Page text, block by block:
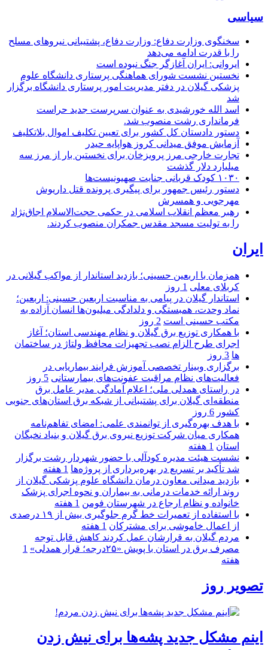
سیاسی
سخنگوی وزارت دفاع: وزارت دفاع، پشتیبانی نیرو‌های مسلح
را با قدرت ادامه می‌دهد
ایروانی: ایران آغازگر جنگ نبوده است
نخستین نشست شورای هماهنگی پرستاری دانشگاه علوم
پزشکی گیلان در دفتر مدیریت امور پرستاری دانشگاه برگزار
شد
اسد الله خورشیدی به عنوان سرپرست جدید حراست
فرمانداری رشت منصوب شد.
دستور دادستان کل کشور برای تعیین تکلیف اموال بلاتکلیف
آزمایش موفق میدانی کروز هواپایه حیدر
تجارت خارجی مرز پرویزخان برای نخستین بار از مرز سه
میلیارد دلار گذشت
۱۰۳۰ کودک قربانی جنایت صهیونیست‌ها
دستور رئیس جمهور برای پیگیری پرونده قتل داریوش
مهرجویی و همسرش
رهبر معظم انقلاب اسلامی در حکمی حجت‌الاسلام اجاق‌نژاد
را به تولیت مسجد مقدس جمکران منصوب کردند.
ایران
همزمان با اربعین حسینی؛ بازدید استاندار از مواکب گیلانی در
کربلای معلی 1 روز
استاندار گیلان در پیامی به مناسبت اربعین حسینی: اربعین؛
نماد وحدت، همبستگی و دلدادگی میلیون‌ها انسان آزاده به
مکتب حسینی است 2 روز
با همکاری توزیع برق گیلان و نظام مهندسی استان؛ آغاز
اجرای طرح الزام نصب تجهیزات محافظ ولتاژ در ساختمان
ها 3 روز
برگزاری وبینار تخصصی آموزش فرایند بیماریابی در
فعالیت‌های نظام مراقبت عفونت‌های بیمارستانی 5 روز
در راستای همدلی ملی؛ اعلام آمادگی مدیر عامل برق
منطقه‌ای گیلان برای پشتیبانی از شبكه برق استان‌های جنوبی
كشور 6 روز
با هدف بهره‌گیری از توانمندی علمی: امضای تفاهم‌نامه
همكاری میان شركت توزیع نیروی برق گیلان و بنیاد نخبگان
استان 1 هفته
نشست هیئت مدیره کودآلی با حضور شهردار رشت برگزار
شد تأکید بر تسریع در بهره‌برداری از پروژه‌ها 1 هفته
بازدید میدانی معاون درمان دانشگاه علوم پزشکی گیلان از
روند ارائه خدمات درمانی به بیماران و نحوه اجرای پزشک
خانواده و نظام ارجاع در شهرستان فومن 1 هفته
با استفاده از تعمیرات خط گرم جلوگیری بیش از ۱۹ درصدی
از اعمال خاموشی برای مشتركان 1 هفته
مردم گیلان به قرارشان عمل کردند كاهش قابل توجه
مصرف برق در استان با پویش «۲۵درجه؛ قرار همدلی»
1
هفته
تصویر روز
اینم مشکل جدید پشه‌ها برای نیش زدن